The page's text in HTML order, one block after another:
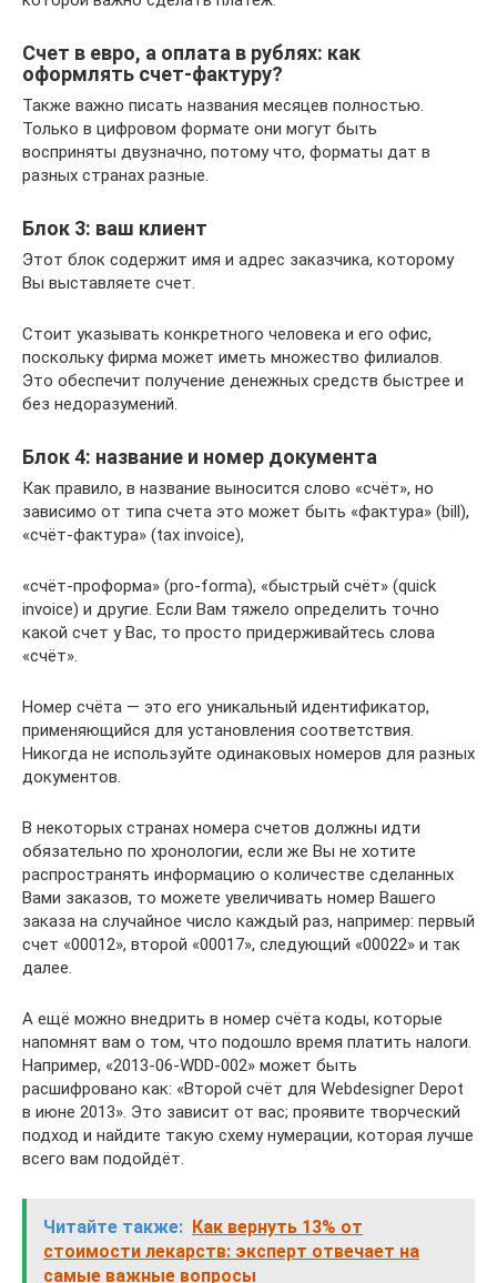
Счет в евро, а оплата в рублях: как
оформлять счет-фактуру?
Также важно писать названия месяцев полностью.
Только в цифровом формате они могут быть
восприняты двузначно, потому что, форматы дат в
разных странах разные.
Блок 3: ваш клиент
Этот блок содержит имя и адрес заказчика, которому
Вы выставляете счет.
Стоит указывать конкретного человека и его офис,
поскольку фирма может иметь множество филиалов.
Это обеспечит получение денежных средств быстрее и
без недоразумений.
Блок 4: название и номер документа
Как правило, в название выносится слово «счёт», но
зависимо от типа счета это может быть «фактура» (bill),
«счёт-фактура» (tax invoice),
«счёт-проформа» (pro-forma), «быстрый счёт» (quick
invoice) и другие. Если Вам тяжело определить точно
какой счет у Вас, то просто придерживайтесь слова
«счёт».
Номер счёта — это его уникальный идентификатор,
применяющийся для установления соответствия.
Никогда не используйте одинаковых номеров для разных
документов.
В некоторых странах номера счетов должны идти
обязательно по хронологии, если же Вы не хотите
распространять информацию о количестве сделанных
Вами заказов, то можете увеличивать номер Вашего
заказа на случайное число каждый раз, например: первый
счет «00012», второй «00017», следующий «00022» и так
далее.
А ещё можно внедрить в номер счёта коды, которые
напомнят вам о том, что подошло время платить налоги.
Например, «2013-06-WDD-002» может быть
расшифровано как: «Второй счёт для Webdesigner Depot
в июне 2013». Это зависит от вас; проявите творческий
подход и найдите такую схему нумерации, которая лучше
всего вам подойдёт.
Читайте также: Как вернуть 13% от
стоимости лекарств: эксперт отвечает на
самые важные вопросы